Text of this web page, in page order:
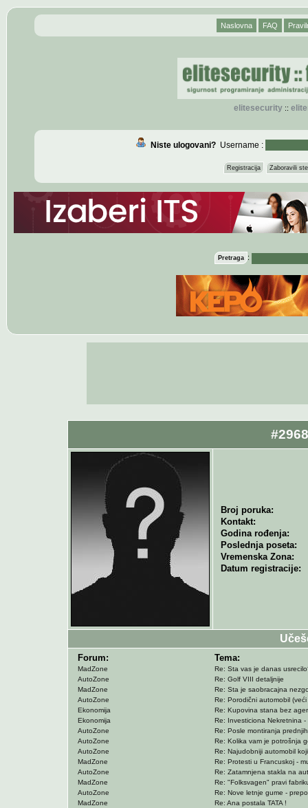
Naslovna FAQ
elitesecurity::
Niste ulogovani?Username :
Registracija Zaboravili
Pretraga :
Broj poruka:
Kontakt:
Godina rođenja:
Poslednja poseta:
Vremenska Zona:
Datum registracije:
Forum: Tema:
MadZone
Re: Sta vas je danas
AutoZone
Re: Golf VIII detaljnije
MadZone
Re: Sta je saobracajna
AutoZone
Re: Porodični automobil
Ekonomija
Re: Kupovina stana bez
Ekonomija
Re: Investiciona Nekretnina -
AutoZone
Re: Posle montiranja
AutoZone
Re: Kolika vam je potrošnja
AutoZone
Re: Najudobniji automobil
MadZone
Re: Protesti u Francuskoj -
AutoZone
Re: Zatamnjena stakla na
MadZone
Re: "Folksvagen" pravi
AutoZone
Re: Nove letnje gume -
MadZone
Re: Ana postala TATA !